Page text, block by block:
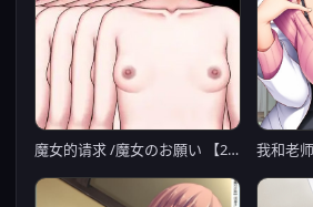
魔女的请求 /魔女のお願い 【20221230】